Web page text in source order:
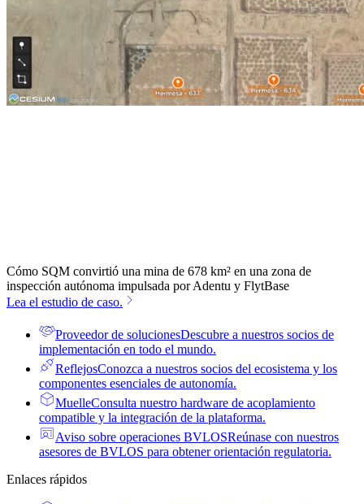
Cómo SQM convirtió una mina de 678 km² en una zona de
inspección autónoma impulsada por Adentu y FlytBase
Lea el estudio de caso.
Proveedor de solucionesDescubre a nuestros socios de
implementación en todo el mundo.
ReflejosConozca a nuestros socios del ecosistema y los
componentes esenciales de autonomía.
MuelleConsulta nuestro hardware de acoplamiento
compatible y la integración de la plataforma.
Aviso sobre operaciones BVLOSReúnase con nuestros
asesores de BVLOS para obtener orientación regulatoria.
Enlaces rápidos